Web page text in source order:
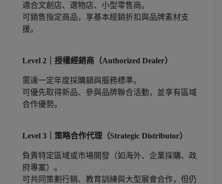
適合文創店、選物店、小型零售商。
可銷售指定商品，享基本經銷折扣與品牌素材支
援。
Level 2｜授權經銷商（Authorized Dealer）
需達一定年度採購額與服務標準。
可優先取得新品、參與品牌聯合活動，並享有區域
合作優勢。
Level 3｜策略合作代理（Strategic Distributor）
負責特定區域或市場開發（如海外、企業採購、政
府專案）。
可共同策劃行銷、教育訓練與大型展會合作，但仍